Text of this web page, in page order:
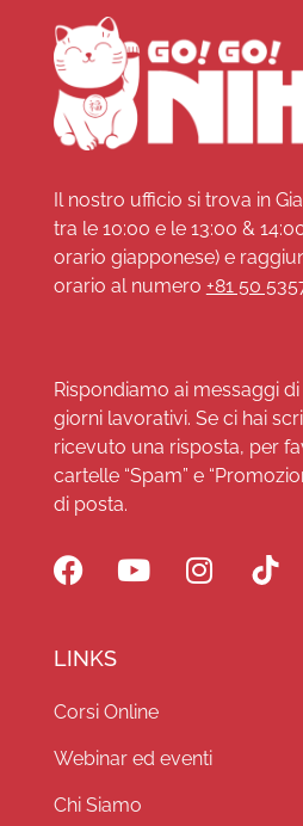
Il nostro ufficio si trova in
tra le 10:00 e le 13:00 &
orario giapponese) e
orario al numero +81 50
Rispondiamo ai messaggi di
giorni lavorativi. Se ci hai
ricevuto una risposta, per
cartelle “Spam” e
di posta.
LINKS
Corsi Online
Webinar ed eventi
Chi Siamo